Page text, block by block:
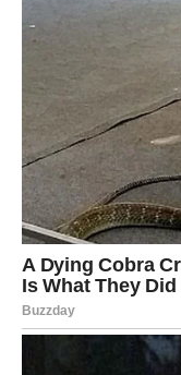
Moguće je da u
nisu suze bola. To su
otpušta. Nešto
vremena – vi
Karma vam vraća:
mir
osećaj vrednosti
veru u sebe